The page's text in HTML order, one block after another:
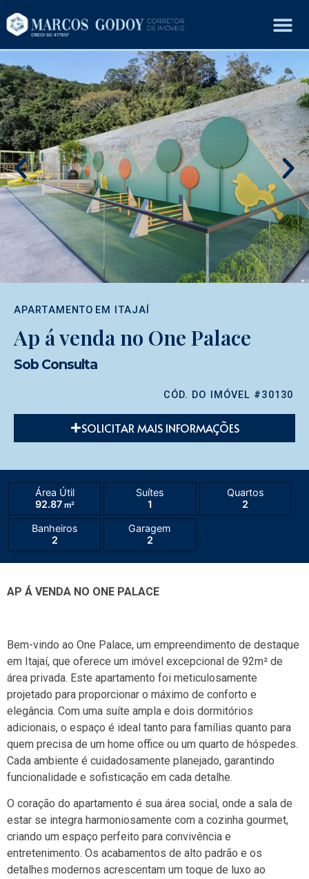
APARTAMENTO EM ITAJAÍ
Ap á venda no One Palace
Sob Consulta
CÓD. DO IMÓVEL #30130
SOLICITAR MAIS INFORMAÇÕES
Área Útil
92.87m²
Suítes
1
Quartos
2
Banheiros
2
Garagem
2
AP Á VENDA NO ONE PALACE
Bem-vindo ao One Palace, um empreendimento de destaque
em Itajaí, que oferece um imóvel excepcional de 92m² de
área privada. Este apartamento foi meticulosamente
projetado para proporcionar o máximo de conforto e
elegância. Com uma suíte ampla e dois dormitórios
adicionais, o espaço é ideal tanto para famílias quanto para
quem precisa de um home office ou um quarto de hóspedes.
Cada ambiente é cuidadosamente planejado, garantindo
funcionalidade e sofisticação em cada detalhe.
O coração do apartamento é sua área social, onde a sala de
estar se integra harmoniosamente com a cozinha gourmet,
criando um espaço perfeito para convivência e
entretenimento. Os acabamentos de alto padrão e os
detalhes modernos acrescentam um toque de luxo ao